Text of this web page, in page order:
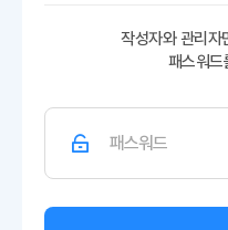
작성자와 관리자
패스워드